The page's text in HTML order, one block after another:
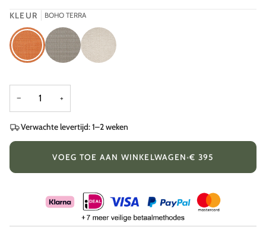
KLEUR BOHO TERRA
BOHO
BOHO
BOHO
− +
Verwachte levertijd: 1–2 weken
VOEG TOE AAN WINKELWAGEN•€ 395